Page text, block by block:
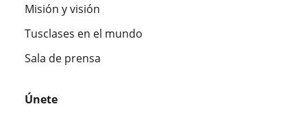
Misión y visión
Tusclases en el mundo
Sala de prensa
Únete